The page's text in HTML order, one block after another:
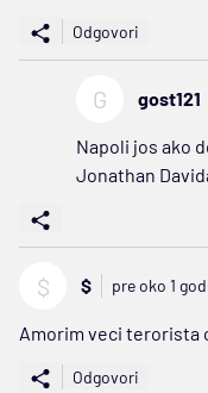
Odgovori
G gost121
Napoli jos ako
Jonathan
$ $ pre oko 1
Amorim veci terorista
Odgovori